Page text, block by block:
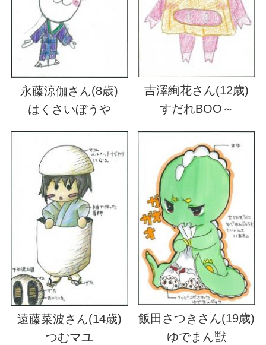
永藤涼伽さん(8歳)
はくさいぼうや
吉澤絢花さん(12歳)
すだれBOO～
遠藤菜波さん(14歳)
つむマユ
飯田さつきさん(19歳)
ゆでまん獣